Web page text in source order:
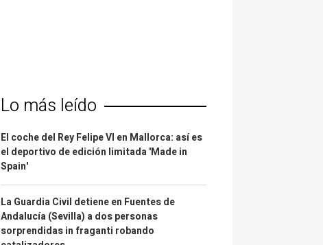
Lo más leído
El coche del Rey Felipe VI en Mallorca: así es
el deportivo de edición limitada 'Made in
Spain'
La Guardia Civil detiene en Fuentes de
Andalucía (Sevilla) a dos personas
sorprendidas in fraganti robando